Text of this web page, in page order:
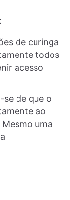
de curinga
todos
acesso
de que o
ao
uma